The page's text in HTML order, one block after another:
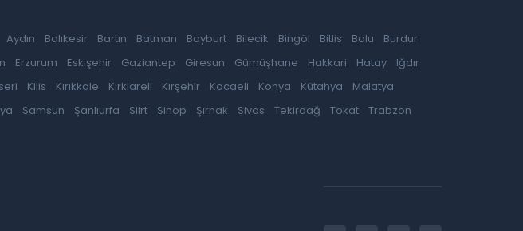
Aydın Balıkesir Bartın Batman Bayburt Bilecik Bingöl Bitlis Bolu
Burdur
Erzurum Eskişehir Gaziantep Giresun Gümüşhane Hakkari Hatay
Iğdır
Kilis Kırıkkale Kırklareli Kırşehir Kocaeli Konya Kütahya
Malatya
Samsun Şanlıurfa Siirt Sinop Şırnak Sivas Tekirdağ Tokat
Trabzon